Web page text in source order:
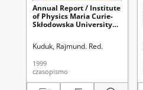
Annual Report / Institute
of Physics Maria Curie-
Skłodowska University
Kuduk, Rajmund. Red.
1999
czasopismo